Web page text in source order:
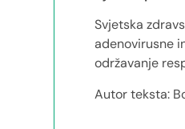
Svjetska
adenovirusne
održavanje
Autor teksta: